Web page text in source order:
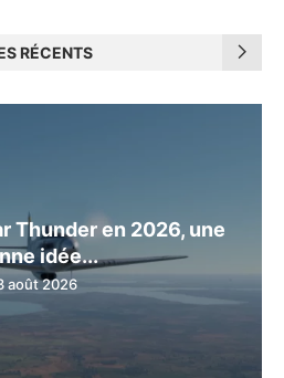
RÉCENTS
Thunder en 2026, une
idée...
août 2026